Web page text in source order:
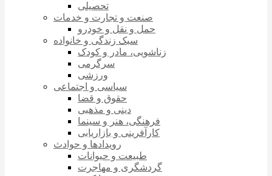
تحصیلی
صنعت و تجارت و خدمات
حمل و نقل و خودرو
سبک زندگی و خانواده
زناشویی، مادر و کودک
سرگرمی
ورزشی
سیاسی و اجتماعی
حقوق و قضا
دینی و مذهبی
فرهنگی، هنر و سینما
کارآفرینی و بازاریابی
رویدادها و حوادث
طبیعت و حیوانات
گردشگری و مهاجرت